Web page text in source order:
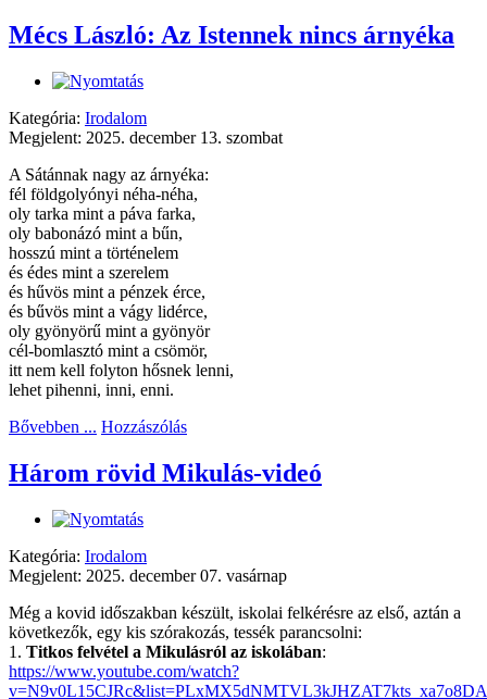
Mécs László: Az Istennek nincs árnyéka
Kategória: Irodalom
Megjelent: 2025. december 13. szombat
A Sátánnak nagy az árnyéka:
fél földgolyónyi néha-néha,
oly tarka mint a páva farka,
oly babonázó mint a bűn,
hosszú mint a történelem
és édes mint a szerelem
és hűvös mint a pénzek érce,
és bűvös mint a vágy lidérce,
oly gyönyörű mint a gyönyör
cél-bomlasztó mint a csömör,
itt nem kell folyton hősnek lenni,
lehet pihenni, inni, enni.
Bővebben ... Hozzászólás
Három rövid Mikulás-videó
Kategória: Irodalom
Megjelent: 2025. december 07. vasárnap
Még a kovid időszakban készült, iskolai felkérésre az első, aztán a
következők, egy kis szórakozás, tessék parancsolni:
1. Titkos felvétel a Mikulásról az iskolában:
https://www.youtube.com/watch?